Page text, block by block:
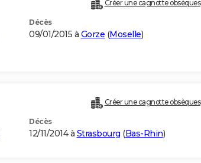
Créer une cagnotte obsèques
Décès
09/01/2015 à Gorze (Moselle)
Créer une cagnotte obsèques
Décès
12/11/2014 à Strasbourg (Bas-Rhin)